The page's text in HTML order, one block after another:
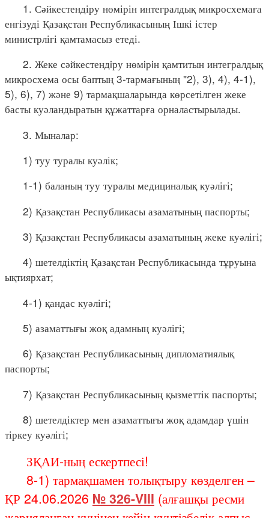
1. Сәйкестендіру нөмірін интегралдық микросхемаға
енгізуді Қазақстан Республикасының Ішкі істер
министрлігі қамтамасыз етеді.
2. Жеке сәйкестендiру нөмiрiн қамтитын интегралдық
микросхема осы баптың 3-тармағының "2), 3), 4), 4-1),
5), 6), 7) және 9) тармақшаларында көрсетілген жеке
басты куәландыратын құжаттарға орналастырылады.
3. Мыналар:
1) туу туралы куәлік;
1-1) баланың туу туралы медициналық куәлігі;
2) Қазақстан Республикасы азаматының паспорты;
3) Қазақстан Республикасы азаматының жеке куәлігі;
4) шетелдіктің Қазақстан Республикасында тұруына
ықтиярхат;
4-1) қандас куәлігі;
5) азаматтығы жоқ адамның куәлігі;
6) Қазақстан Республикасының дипломатиялық
паспорты;
7) Қазақстан Республикасының қызметтік паспорты;
8) шетелдіктер мен азаматтығы жоқ адамдар үшін
тіркеу куәлігі;
ЗҚАИ-ның ескертпесі!
8-1) тармақшамен толықтыру көзделген –
ҚР 24.06.2026 № 326-VIII (алғашқы ресми